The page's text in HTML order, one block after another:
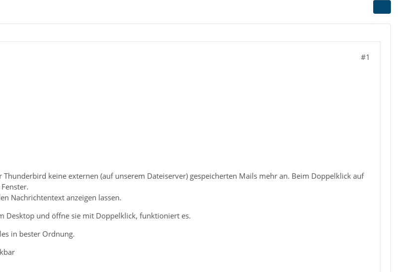
#1
keine externen (auf unserem Dateiserver) gespeicherten Mails mehr an. Beim Doppelklick auf
Nachrichtentext anzeigen lassen.
Desktop und öffne sie mit Doppelklick, funktioniert es.
in bester Ordnung.